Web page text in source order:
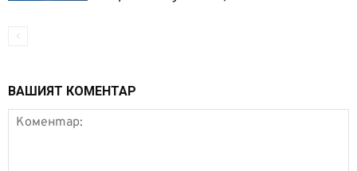
ВАШИЯТ КОМЕНТАР